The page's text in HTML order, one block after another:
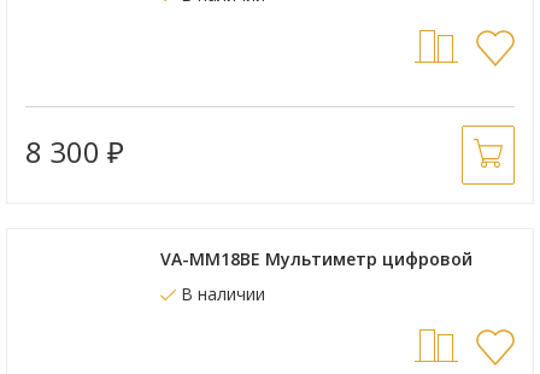
8 300 ₽
VA-MM18ВЕ Мультиметр цифровой
В наличии